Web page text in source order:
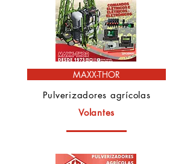
MAXX-THOR
Pulverizadores agrícolas
Volantes